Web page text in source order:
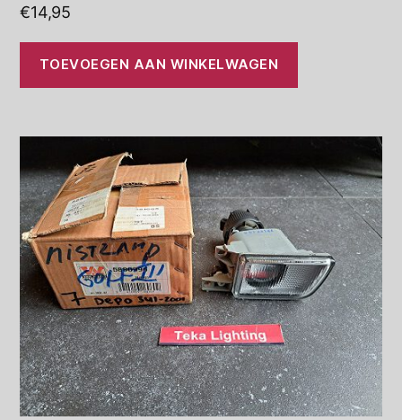
€14,95
TOEVOEGEN AAN WINKELWAGEN